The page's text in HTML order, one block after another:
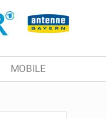
MOBILE